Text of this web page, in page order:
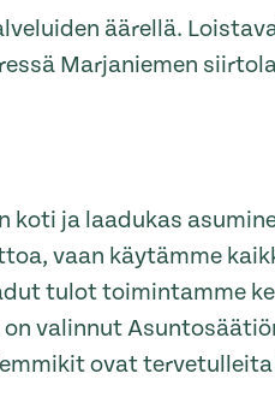
äärellä.
Marjaniemen
koti ja laadukas
vaan käytämme
tulot toimintamme
on valinnut
ovat